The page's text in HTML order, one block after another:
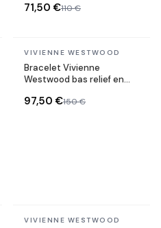
71,50 €110 €
En stock
VIVIENNE WESTWOOD
Bracelet Vivienne
Westwood bas relief en
97,50 €150 €
En stock
VIVIENNE WESTWOOD